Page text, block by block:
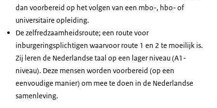
dan voorbereid op het volgen van een mbo-, hbo- of
universitaire opleiding.
De zelfredzaamheidsroute; een route voor
inburgeringsplichtigen waarvoor route 1 en 2 te moeilijk is.
Zij leren de Nederlandse taal op een lager niveau (A1-
niveau). Deze mensen worden voorbereid (op een
eenvoudige manier) om mee te doen in de Nederlandse
samenleving.